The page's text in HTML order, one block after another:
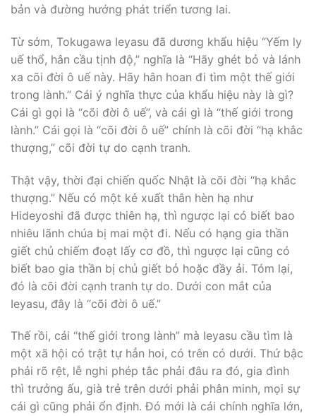
bản và đường hướng phát triển tương lai.
Từ sớm, Tokugawa Ieyasu đã dương khẩu hiệu “Yếm ly
uế thổ, hân cầu tịnh độ,” nghĩa là “Hãy ghét bỏ và lánh
xa cõi đời ô uế này. Hãy hân hoan đi tìm một thế giới
trong lành.” Cái ý nghĩa thực của khẩu hiệu này là gì?
Cái gì gọi là “cõi đời ô uế”, và cái gì là “thế giới trong
lành.” Cái gọi là “cõi đời ô uế” chính là cõi đời “hạ khắc
thượng,” cõi đời tự do cạnh tranh.
Thật vậy, thời đại chiến quốc Nhật là cõi đời “hạ khắc
thượng.” Nếu có một kẻ xuất thân hèn hạ như
Hideyoshi đã được thiên hạ, thì ngược lại có biết bao
nhiêu lãnh chúa bị mai một đi. Nếu có hạng gia thần
giết chủ chiếm đoạt lấy cơ đồ, thì ngược lại cũng có
biết bao gia thần bị chủ giết bỏ hoặc đầy ải. Tóm lại,
đó là cõi đời cạnh tranh tự do. Dưới con mắt của
Ieyasu, đây là “cõi đời ô uế.”
Thế rồi, cái “thế giới trong lành” mà Ieyasu cầu tìm là
một xã hội có trật tự hẳn hoi, có trên có dưới. Thứ bậc
phải rõ rệt, lễ nghi phép tắc phải đâu ra đó, gia đình
thì trưởng ấu, già trẻ trên dưới phải phân minh, mọi sự
cái gì cũng phải ổn định. Ðó mới là cái chính nghĩa lớn,